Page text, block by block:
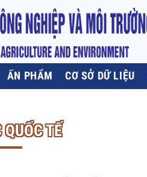
ẤN PHẨM CƠ SỞ DỮ LIỆU
QUỐC TẾ